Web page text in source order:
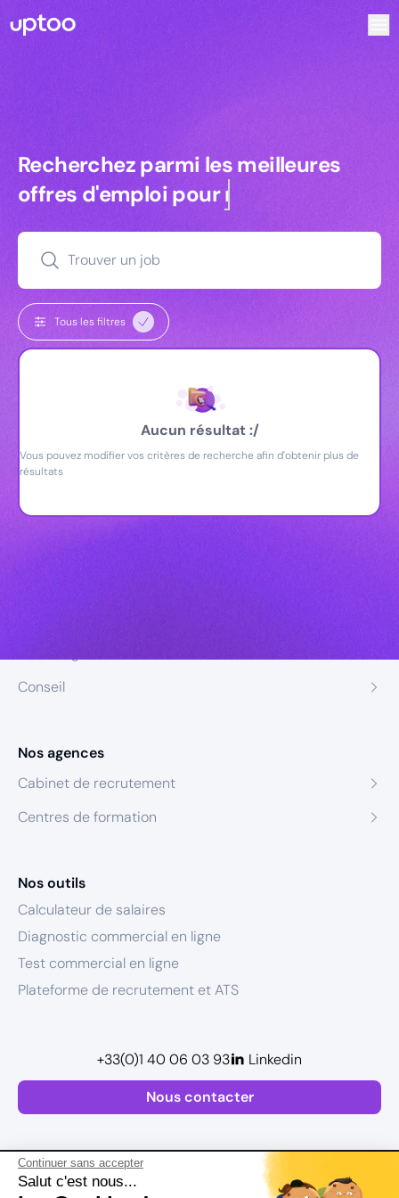
Continuer sans accepter
Salut c'est nous...
Recherchez parmi les meilleures
Recherchez parmi les meilleures
offres d'emploi pourmanagers
Trouver un job
Tous les filtres
Aucun résultat :/
Vous pouvez modifier vos critères de recherche afin d'obtenir plus de
résultats
Conseil
Nos agences
Cabinet de recrutement
Centres de formation
Nos outils
Calculateur de salaires
Diagnostic commercial en ligne
Test commercial en ligne
Plateforme de recrutement et ATS
Nous contacter
+33(0)1 40 06 03 93 Linkedin